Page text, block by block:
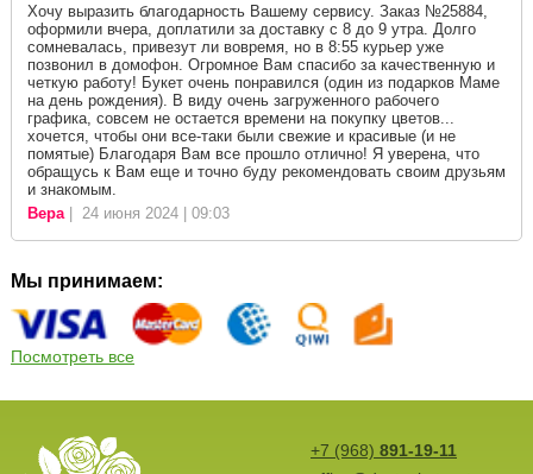
Хочу выразить благодарность Вашему сервису. Заказ №25884,
оформили вчера, доплатили за доставку с 8 до 9 утра. Долго
сомневалась, привезут ли вовремя, но в 8:55 курьер уже
позвонил в домофон. Огромное Вам спасибо за качественную и
четкую работу! Букет очень понравился (один из подарков Маме
на день рождения). В виду очень загруженного рабочего
графика, совсем не остается времени на покупку цветов...
хочется, чтобы они все-таки были свежие и красивые (и не
помятые) Благодаря Вам все прошло отлично! Я уверена, что
обращусь к Вам еще и точно буду рекомендовать своим друзьям
и знакомым.
Вера| 24 июня 2024 | 09:03
Мы принимаем:
Посмотреть все
+7 (968) 891-19-11